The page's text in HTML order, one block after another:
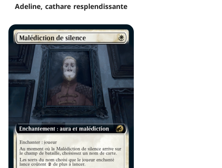
Adeline, cathare resplendissante